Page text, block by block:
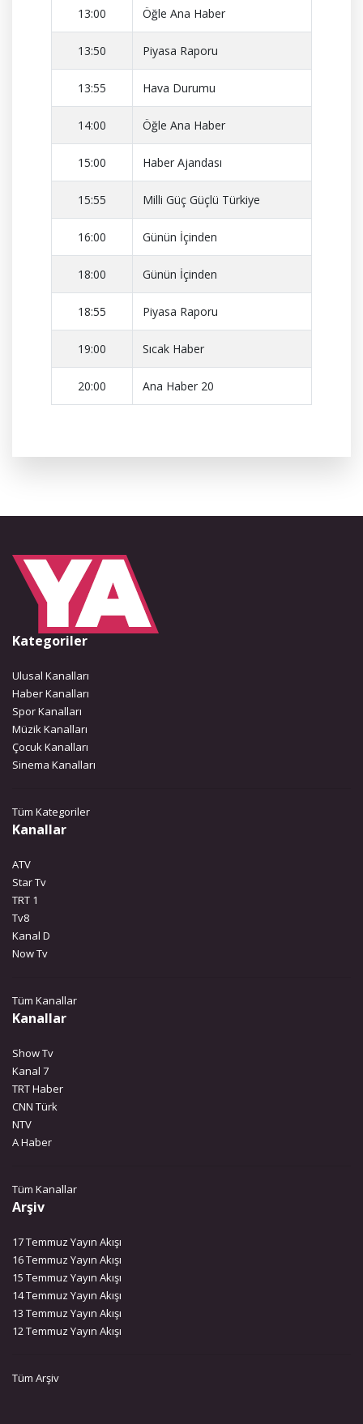
13:00 Öğle Ana Haber
13:50 Piyasa Raporu
13:55 Hava Durumu
14:00 Öğle Ana Haber
15:00 Haber Ajandası
15:55 Milli Güç Güçlü Türkiye
16:00 Günün İçinden
18:00 Günün İçinden
18:55 Piyasa Raporu
19:00 Sıcak Haber
20:00 Ana Haber 20
Kategoriler
Ulusal Kanalları
Haber Kanalları
Spor Kanalları
Müzik Kanalları
Çocuk Kanalları
Sinema Kanalları
Tüm Kategoriler
Kanallar
ATV
Star Tv
TRT 1
Tv8
Kanal D
Now Tv
Tüm Kanallar
Kanallar
Show Tv
Kanal 7
TRT Haber
CNN Türk
NTV
A Haber
Tüm Kanallar
Arşiv
17 Temmuz Yayın Akışı
16 Temmuz Yayın Akışı
15 Temmuz Yayın Akışı
14 Temmuz Yayın Akışı
13 Temmuz Yayın Akışı
12 Temmuz Yayın Akışı
Tüm Arşiv